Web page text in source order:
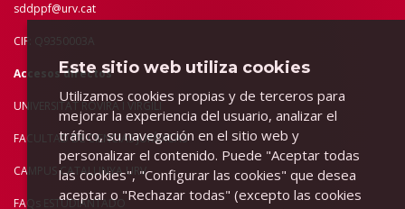
sddppf@urv.cat
CIF: Q9350003A
Accesos directos
UNIVERSITAT ROVIRA I VIRGILI
FACULTAD DE CIENCIAS JURÍDICAS
CAMPUS CATALUNYA URV
FAQs ESTUDIANTADO
Este sitio web utiliza cookies
Utilizamos cookies propias y de terceros para
mejorar la experiencia del usuario, analizar el
tráfico, su navegación en el sitio web y
personalizar el contenido. Puede "Aceptar todas
las cookies", "Configurar las cookies" que desea
aceptar o "Rechazar todas" (excepto las cookies